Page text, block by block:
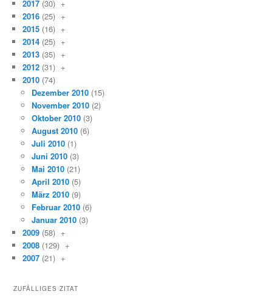
2017 (30) +
2016 (25) +
2015 (16) +
2014 (25) +
2013 (35) +
2012 (31) +
2010 (74)
Dezember 2010 (15)
November 2010 (2)
Oktober 2010 (3)
August 2010 (6)
Juli 2010 (1)
Juni 2010 (3)
Mai 2010 (21)
April 2010 (5)
März 2010 (9)
Februar 2010 (6)
Januar 2010 (3)
2009 (58) +
2008 (129) +
2007 (21) +
ZUFÄLLIGES ZITAT